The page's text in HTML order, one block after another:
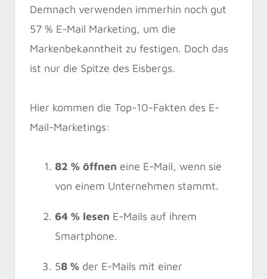
Demnach verwenden immerhin noch gut
57 % E-Mail Marketing, um die
Markenbekanntheit zu festigen. Doch das
ist nur die Spitze des Eisbergs.
Hier kommen die Top-10-Fakten des E-
Mail-Marketings:
82 % öffnen eine E-Mail, wenn sie
von einem Unternehmen stammt.
64 % lesen E-Mails auf ihrem
Smartphone.
58 % der E-Mails mit einer